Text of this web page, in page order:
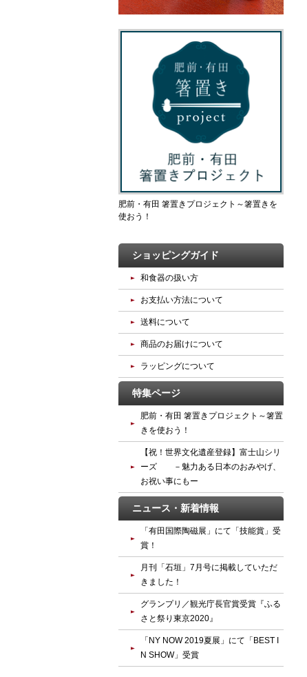
肥前・有田 箸置きプロジェクト～箸置きを
使おう！
ショッピングガイド
和食器の扱い方
お支払い方法について
送料について
商品のお届けについて
ラッピングについて
特集ページ
肥前・有田 箸置きプロジェクト～箸置
きを使おう！
【祝！世界文化遺産登録】富士山シリ
ーズ －魅力ある日本のおみやげ、
お祝い事にもー
ニュース・新着情報
「有田国際陶磁展」にて「技能賞」受
賞！
月刊「石垣」7月号に掲載していただ
きました！
グランプリ／観光庁長官賞受賞『ふる
さと祭り東京2020』
「NY NOW 2019夏展」にて「BEST I
N SHOW」受賞